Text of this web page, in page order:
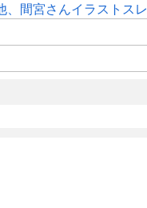
間宮さんイラストスレ